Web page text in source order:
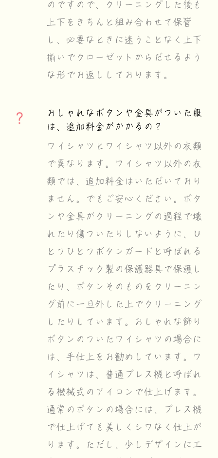
のですので、クリーニングした後も
上下をきちんと組み合わせて保管
し、必要なときに迷うことなく上下
揃いでクローゼットからだせるよう
な形でお返ししております。
おしゃれなボタンや金具がついた服
は、追加料金がかかるの？
ワイシャツとワイシャツ以外の衣類
で異なります。ワイシャツ以外の衣
類では、追加料金はいただいており
ません。でもご安心ください。ボタ
ンや金具がクリーニングの過程で壊
れたり傷ついたりしないように、ひ
とつひとつボタンガードと呼ばれる
プラスチック製の保護器具で保護し
たり、ボタンそのものをクリーニン
グ前に一旦外した上でクリーニング
したりしています。おしゃれな飾り
ボタンのついたワイシャツの場合に
は、手仕上をお勧めしています。ワ
イシャツは、普通プレス機と呼ばれ
る機械式のアイロンで仕上げます。
通常のボタンの場合には、プレス機
で仕上げても美しくシワなく仕上が
ります。ただし、少しデザインに工